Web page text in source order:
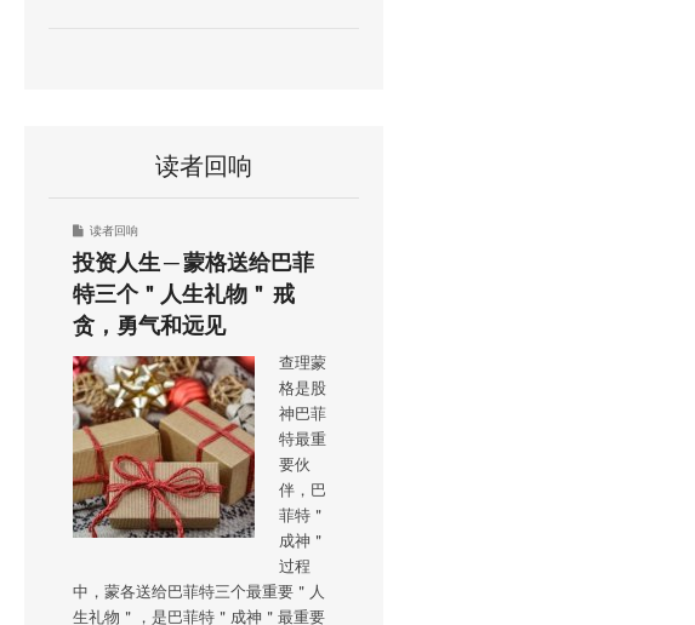
读者回响
读者回响
投资人生 ─ 蒙格送给巴菲
特三个＂人生礼物＂ 戒
贪，勇气和远见
查理蒙
格是股
神巴菲
特最重
要伙
伴，巴
菲特＂
成神＂
过程
中，蒙各送给巴菲特三个最重要＂人
生礼物＂，是巴菲特＂成神＂最重要